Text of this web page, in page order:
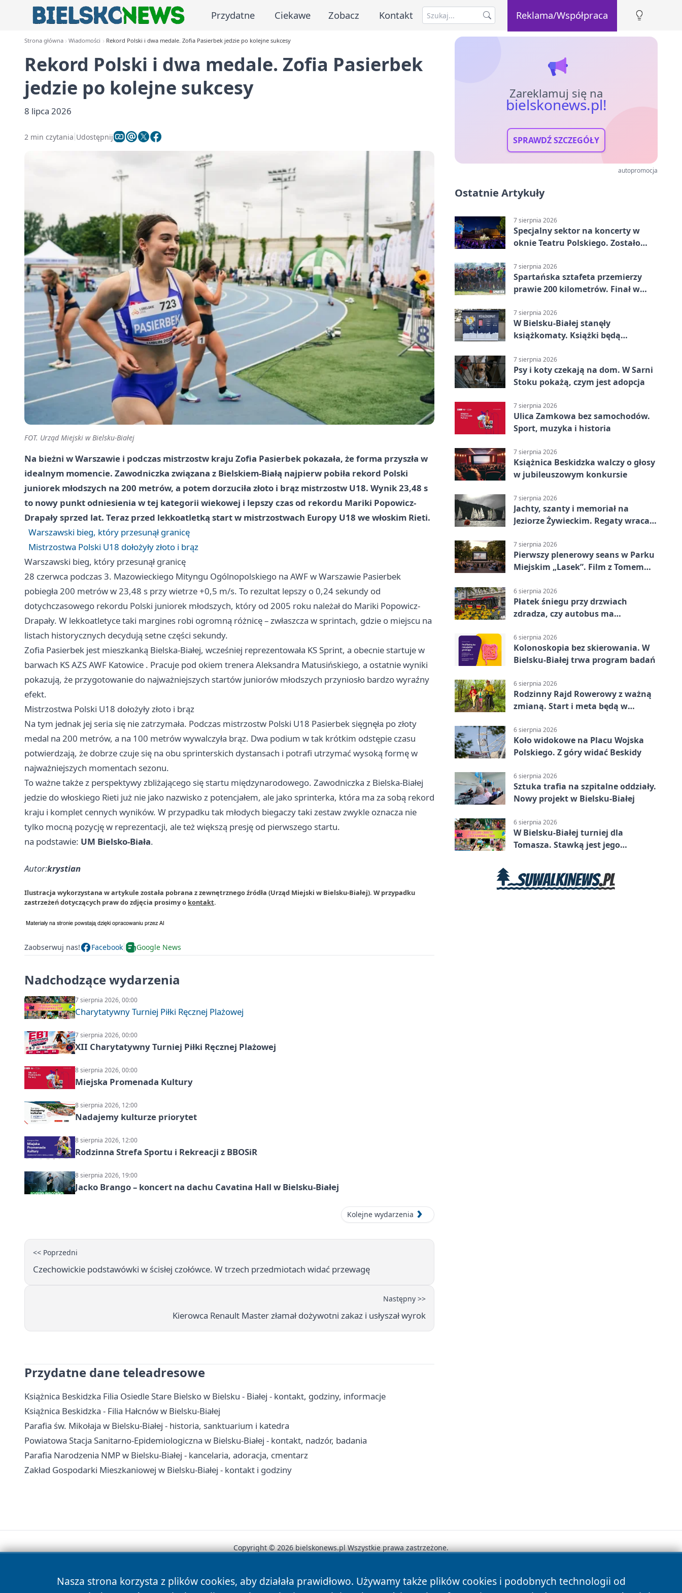
Przydatne Ciekawe Zobacz Kontakt Reklama/Współpraca
Strona główna Wiadomości Rekord Polski i dwa medale. Zofia Pasierbek jedzie po kolejne sukcesy
Rekord Polski i dwa medale. Zofia Pasierbek
jedzie po kolejne sukcesy
8 lipca 2026
2 min czytania Udostępnij
FOT. Urząd Miejski w Bielsku-Białej
Na bieżni w Warszawie i podczas mistrzostw kraju Zofia Pasierbek pokazała, że forma przyszła w
idealnym momencie. Zawodniczka związana z Bielskiem-Białą najpierw pobiła rekord Polski
juniorek młodszych na 200 metrów, a potem dorzuciła złoto i brąz mistrzostw U18. Wynik 23,48 s
to nowy punkt odniesienia w tej kategorii wiekowej i lepszy czas od rekordu Mariki Popowicz-
Drapały sprzed lat. Teraz przed lekkoatletką start w mistrzostwach Europy U18 we włoskim Rieti.
Warszawski bieg, który przesunął granicę
Mistrzostwa Polski U18 dołożyły złoto i brąz
Warszawski bieg, który przesunął granicę
28 czerwca podczas 3. Mazowieckiego Mityngu Ogólnopolskiego na AWF wWarszawie Pasierbek
pobiegła 200 metrów w 23,48 s przy wietrze +0,5 m/s. To rezultat lepszy o 0,24 sekundy od
dotychczasowego rekordu Polski juniorek młodszych, który od 2005 roku należał do Mariki Popowicz-
Drapały. W lekkoatletyce taki margines robi ogromną różnicę – zwłaszcza w sprintach, gdzie o miejscu na
listach historycznych decydują setne części sekundy.
Zofia Pasierbek jest mieszkanką Bielska-Białej, wcześniej reprezentowała KS Sprint, a obecnie startuje w
barwach KS AZS AWF Katowice . Pracuje pod okiem trenera Aleksandra Matusińskiego, a ostatnie wyniki
pokazują, że przygotowanie do najważniejszych startów juniorów młodszych przyniosło bardzo wyraźny
efekt.
Mistrzostwa Polski U18 dołożyły złoto i brąz
Na tym jednak jej seria się nie zatrzymała. Podczas mistrzostw Polski U18 Pasierbek sięgnęła po złoty
medal na 200 metrów, a na 100 metrów wywalczyła brąz. Dwa podium w tak krótkim odstępie czasu
potwierdzają, że dobrze czuje się na obu sprinterskich dystansach i potrafi utrzymać wysoką formę w
najważniejszych momentach sezonu.
To ważne także z perspektywy zbliżającego się startu międzynarodowego. Zawodniczka z Bielska-Białej
jedzie do włoskiego Rieti już nie jako nazwisko z potencjałem, ale jako sprinterka, która ma za sobą rekord
kraju i komplet cennych wyników. W przypadku tak młodych biegaczy taki zestaw zwykle oznacza nie
tylko mocną pozycję w reprezentacji, ale też większą presję od pierwszego startu.
na podstawie: UM Bielsko-Biała.
Autor:krystian
Ilustracja wykorzystana w artykule została pobrana z zewnętrznego źródła (Urząd Miejski w Bielsku-Białej). W przypadku
zastrzeżeń dotyczących praw do zdjęcia prosimy o kontakt.
Zaobserwuj nas! Facebook Google News
Nadchodzące wydarzenia
7 sierpnia 2026, 00:00
Charytatywny Turniej Piłki Ręcznej Plażowej
7 sierpnia 2026, 00:00
XII Charytatywny Turniej Piłki Ręcznej Plażowej
8 sierpnia 2026, 00:00
Miejska Promenada Kultury
8 sierpnia 2026, 12:00
Nadajemy kulturze priorytet
8 sierpnia 2026, 12:00
Rodzinna Strefa Sportu i Rekreacji z BBOSiR
8 sierpnia 2026, 19:00
Jacko Brango – koncert na dachu Cavatina Hall w Bielsku-Białej
Kolejne wydarzenia
<< Poprzedni
Czechowickie podstawówki w ścisłej czołówce. W trzech przedmiotach widać przewagę
Następny >>
Kierowca Renault Master złamał dożywotni zakaz i usłyszał wyrok
Przydatne dane teleadresowe
Książnica Beskidzka Filia Osiedle Stare Bielsko w Bielsku - Białej - kontakt, godziny, informacje
Książnica Beskidzka - Filia Hałcnów w Bielsku-Białej
Parafia św. Mikołaja w Bielsku-Białej - historia, sanktuarium i katedra
Powiatowa Stacja Sanitarno-Epidemiologiczna w Bielsku-Białej - kontakt, nadzór, badania
Parafia Narodzenia NMP w Bielsku-Białej - kancelaria, adoracja, cmentarz
Zakład Gospodarki Mieszkaniowej w Bielsku-Białej - kontakt i godziny
Zareklamuj się na
bielskonews.pl!
SPRAWDŹ SZCZEGÓŁY
autopromocja
Ostatnie Artykuły
7 sierpnia 2026
Specjalny sektor na koncerty w
oknie Teatru Polskiego. Zostało
7 sierpnia 2026
Spartańska sztafeta przemierzy
prawie 200 kilometrów. Finał w
7 sierpnia 2026
W Bielsku-Białej stanęły
książkomaty. Książki będą
7 sierpnia 2026
Psy i koty czekają na dom. W Sarni
Stoku pokażą, czym jest adopcja
7 sierpnia 2026
Ulica Zamkowa bez samochodów.
Sport, muzyka i historia
7 sierpnia 2026
Książnica Beskidzka walczy o głosy
w jubileuszowym konkursie
7 sierpnia 2026
Jachty, szanty i memoriał na
Jeziorze Żywieckim. Regaty wracają
7 sierpnia 2026
Pierwszy plenerowy seans w Parku
Miejskim „Lasek”. Film z Tomem
6 sierpnia 2026
Płatek śniegu przy drzwiach
zdradza, czy autobus ma
6 sierpnia 2026
Kolonoskopia bez skierowania. W
Bielsku-Białej trwa program badań
6 sierpnia 2026
Rodzinny Rajd Rowerowy z ważną
zmianą. Start i meta będą w
6 sierpnia 2026
Koło widokowe na Placu Wojska
Polskiego. Z góry widać Beskidy
6 sierpnia 2026
Sztuka trafia na szpitalne oddziały.
Nowy projekt w Bielsku-Białej
6 sierpnia 2026
W Bielsku-Białej turniej dla
Tomasza. Stawką jest jego
Nasza strona korzysta z plików cookies, aby działała prawidłowo. Używamy także plików cookies i podobnych technologii od
Copyright © 2026 bielskonews.pl Wszystkie prawa zastrzeżone.
News Autorzy Polityka Prywatności Polityka Cookies